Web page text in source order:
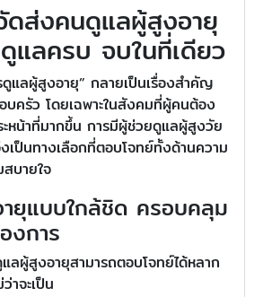
ดส่งคนดูแลผู้สูงอายุ
แลครบ จบในที่เดียว
แลผู้สูงอายุ” กลายเป็นเรื่องสำคัญ
บครัว โดยเฉพาะในสังคมที่ผู้คนต้อง
ะหน้าที่มากขึ้น การมีผู้ช่วยดูแลผู้สูงวัย
เป็นทางเลือกที่ตอบโจทย์ทั้งด้านความ
บายใจ
ยุแบบใกล้ชิด ครอบคลุม
งการ
ลผู้สูงอายุสามารถตอบโจทย์ได้หลาก
าจะเป็น